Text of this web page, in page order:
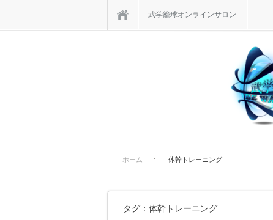
武学籠球オンラインサロン
ホーム 体幹トレーニング
タグ：体幹トレーニング